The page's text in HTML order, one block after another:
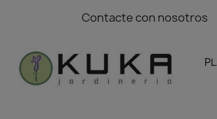
Contacte con nosotros
Contacte con nosotros
SIN GASTOS DE ENVÍO